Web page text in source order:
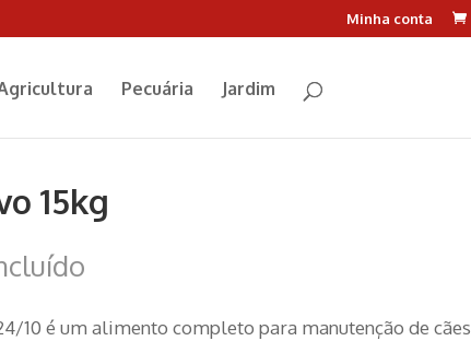
Minha conta
Pecuária Jardim
15kg
10 é um alimento completo para manutenção de cães